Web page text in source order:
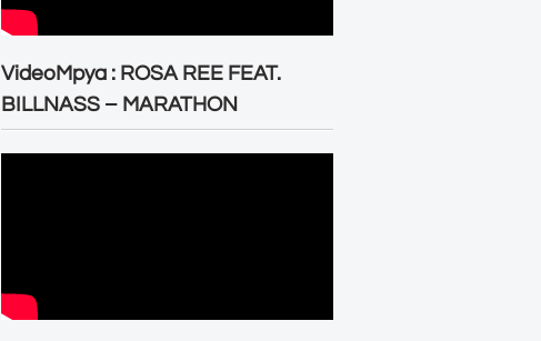
VideoMpya : ROSA REE FEAT.
BILLNASS – MARATHON